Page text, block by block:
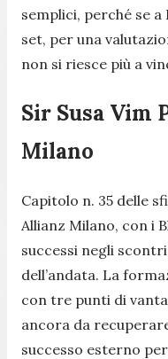
semplici, perché se
set, per una
non si riesce più a
Sir Susa Vim
Milano
Capitolo n. 35 delle
Allianz Milano, con i
successi negli
dell’andata. La
con tre punti di
ancora da
successo esterno